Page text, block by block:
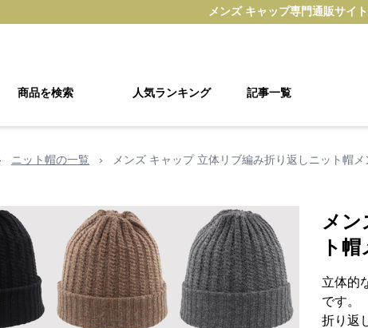
メンズ キャップ専門通販サイト
商品を検索 人気ランキング 記事一覧
ニット帽の一覧 › メンズ キャップ 立体リブ編み折り返しニット帽
メン
ト
立体的
です。
折り返